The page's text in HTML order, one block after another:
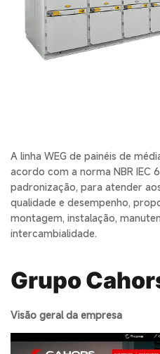
A linha WEG de painéis de
acordo com a norma NBR IEC
padronização, para atender
qualidade e desempenho,
montagem, instalação,
intercambialidade.
Grupo
Visão geral da empresa